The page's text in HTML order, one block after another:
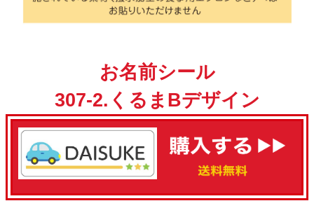
お名前シール
307-2.くるまBデザイン